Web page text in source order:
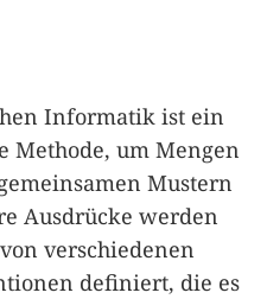
Informatik ist ein
Methode, um Mengen
Mustern
Ausdrücke werden
verschiedenen
definiert, die es